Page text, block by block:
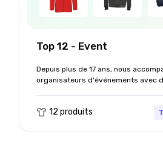
Top 12 - Event
Depuis plus de 17 ans, nous
organisateurs d'événements avec
indispensables qui sublimeront
12 produits